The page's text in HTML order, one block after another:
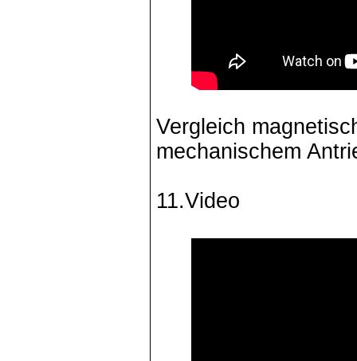
Vergleich
mechanischem
11.Video